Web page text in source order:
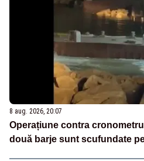
8 aug. 2026, 20:07
Operațiune contra
două barje sunt scufundate